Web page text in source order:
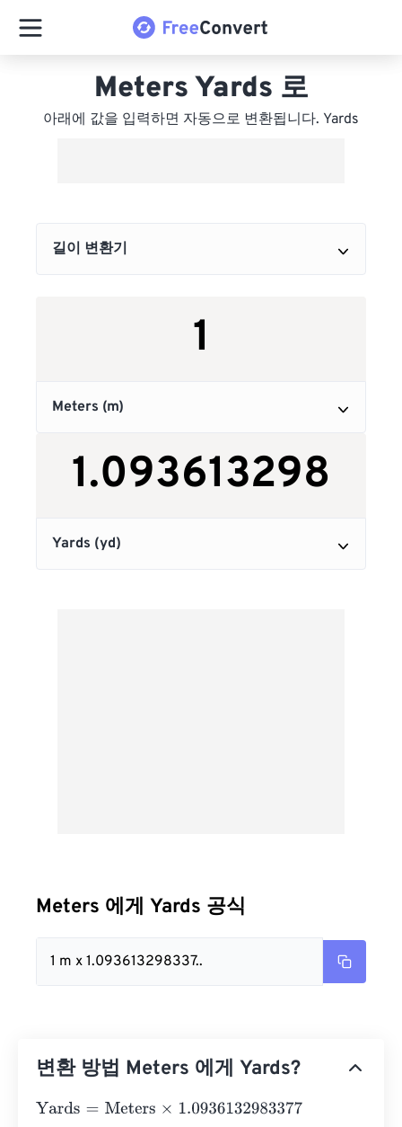
Meters Yards 로
아래에 값을 입력하면 자동으로 변환됩니다. Yards
Meters 에게 Yards 공식
1 m x 1.093613298337..
변환 방법 Meters 에게 Yards?
Yards= Meters×1.0936132983377